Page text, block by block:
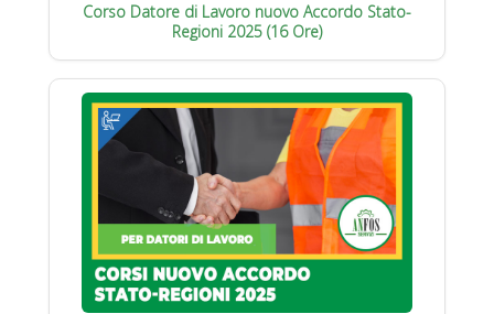
Corso Datore di Lavoro nuovo Accordo Stato-
Regioni 2025 (16 Ore)